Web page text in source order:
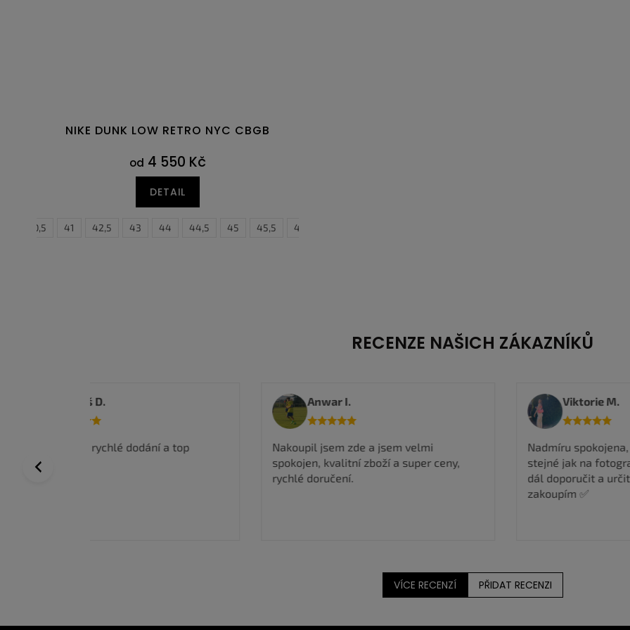
NIKE DUNK LOW RETRO NYC CBGB
od 4 550 Kč
DETAIL
40,5 41 42,5 43 44 44,5 45 45,5 46
RECENZE NAŠICH ZÁKAZNÍKŮ
Previous
Nakoupil jsem zde a jsem velmi
spokojen, kvalitní zboží a super ceny,
Nadmíru spokojena, rychlé odeslání, boty
stejné jak na fotografii takže můžu jen
dál doporučit a určitě si ještě nějaké boty
VÍCE RECENZÍ PŘIDAT RECENZI